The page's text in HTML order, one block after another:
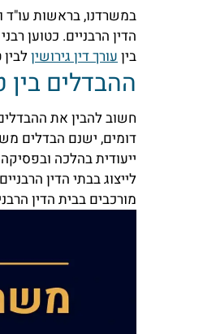
במשרדנו, בראשות עו"ד
הדין הרבניים. כטוען
בין עורך דין גירושין
ההבדלים בין
חשוב להבין את
דומים, ישנם הבדלים
ייעודית בהלכה ובפסיקה
לייצוג בבתי הדין
מורכבים בבית הדין